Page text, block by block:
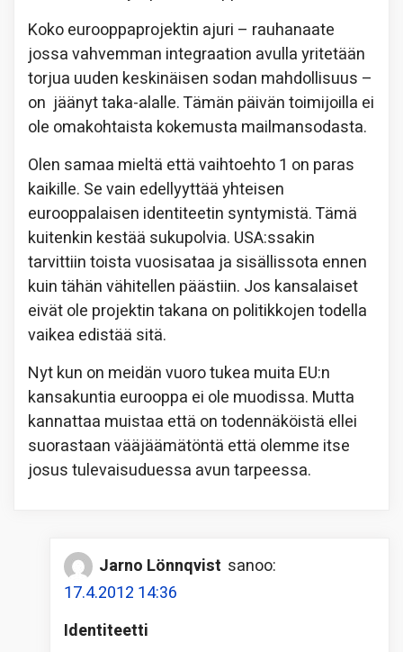
Koko eurooppaprojektin ajuri – rauhanaate
jossa vahvemman integraation avulla yritetään
torjua uuden keskinäisen sodan mahdollisuus –
on jäänyt taka-alalle. Tämän päivän toimijoilla ei
ole omakohtaista kokemusta mailmansodasta.
Olen samaa mieltä että vaihtoehto 1 on paras
kaikille. Se vain edellyyttää yhteisen
eurooppalaisen identiteetin syntymistä. Tämä
kuitenkin kestää sukupolvia. USA:ssakin
tarvittiin toista vuosisataa ja sisällissota ennen
kuin tähän vähitellen päästiin. Jos kansalaiset
eivät ole projektin takana on politikkojen todella
vaikea edistää sitä.
Nyt kun on meidän vuoro tukea muita EU:n
kansakuntia eurooppa ei ole muodissa. Mutta
kannattaa muistaa että on todennäköistä ellei
suorastaan vääjäämätöntä että olemme itse
josus tulevaisuduessa avun tarpeessa.
Jarno Lönnqvist sanoo:
17.4.2012 14:36
Identiteetti